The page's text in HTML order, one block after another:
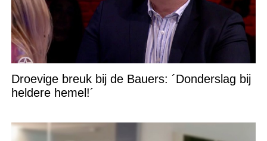
Droevige breuk bij de Bauers: ´Donderslag bij
heldere hemel!´